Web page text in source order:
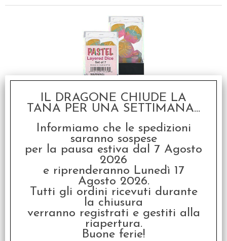
Set Dadi Stratificati -
Pastel
14,50
Set Dadi Stratificati -
IL DRAGONE CHIUDE LA
TANA PER UNA SETTIMANA...
Informiamo che le spedizioni
saranno sospese
per la pausa estiva dal 7 Agosto
2026
e riprenderanno Lunedì 17
Agosto 2026.
Tutti gli ordini ricevuti durante
la chiusura
verranno registrati e gestiti alla
riapertura.
Buone ferie!